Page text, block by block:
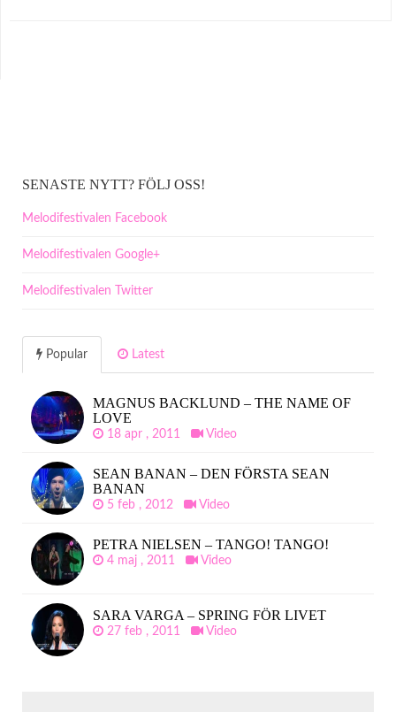
SENASTE NYTT? FÖLJ OSS!
Melodifestivalen Facebook
Melodifestivalen Google+
Melodifestivalen Twitter
Popular Latest
MAGNUS BACKLUND – THE NAME OF
LOVE
18 apr , 2011 Video
SEAN BANAN – DEN FÖRSTA SEAN
BANAN
5 feb , 2012 Video
PETRA NIELSEN – TANGO! TANGO!
4 maj , 2011 Video
SARA VARGA – SPRING FÖR LIVET
27 feb , 2011 Video